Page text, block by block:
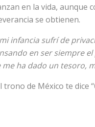
en la vida, aunque
se obtienen.
infancia sufrí de
en ser siempre
me ha dado un tesoro,
trono de México te dice